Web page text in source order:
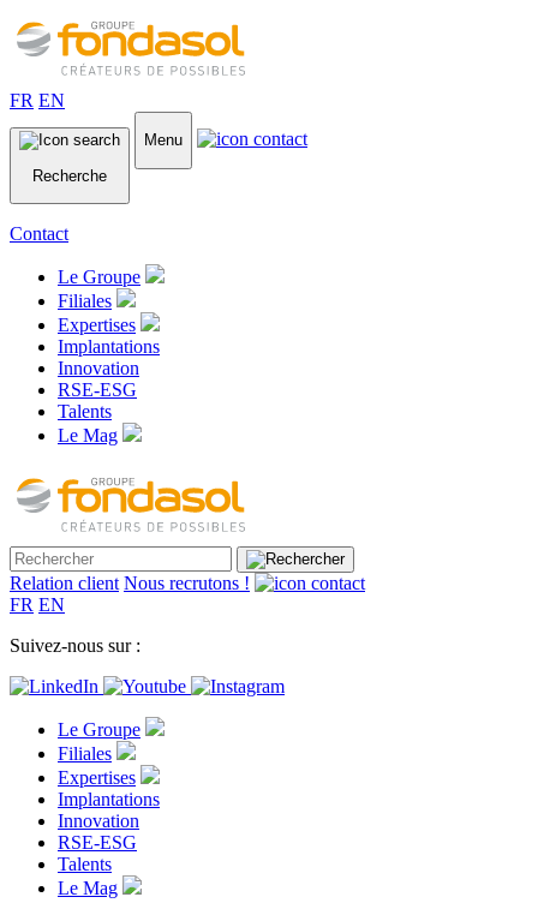
FR EN
Recherche
Menu
Contact
Le Groupe
Filiales
Expertises
Implantations
Innovation
RSE-ESG
Talents
Le Mag
Relation client Nous recrutons !
FR EN
Suivez-nous sur :
Le Groupe
Filiales
Expertises
Implantations
Innovation
RSE-ESG
Talents
Le Mag